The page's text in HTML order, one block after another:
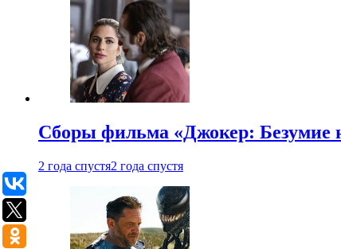
Сборы фильма «Джокер: Безумие
2 года спустя2 года спустя